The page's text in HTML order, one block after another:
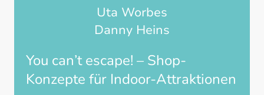
Uta Worbes
Danny Heins
You can’t escape! – Shop-
Konzepte für Indoor-Attraktionen